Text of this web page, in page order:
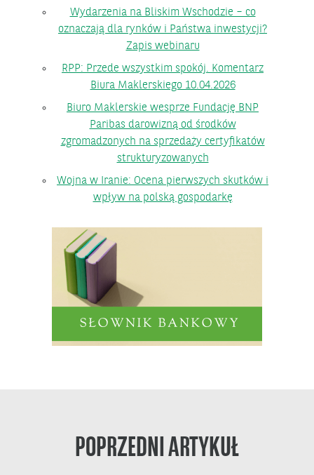
Wydarzenia na Bliskim Wschodzie – co
oznaczają dla rynków i Państwa inwestycji?
Zapis webinaru
RPP: Przede wszystkim spokój. Komentarz
Biura Maklerskiego 10.04.2026
Biuro Maklerskie wesprze Fundację BNP
Paribas darowizną od środków
zgromadzonych na sprzedaży certyfikatów
strukturyzowanych
Wojna w Iranie: Ocena pierwszych skutków i
wpływ na polską gospodarkę
POPRZEDNI ARTYKUŁ